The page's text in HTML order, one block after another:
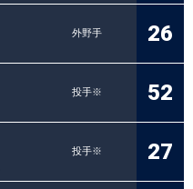
外野手
26
投手※
52
投手※
27